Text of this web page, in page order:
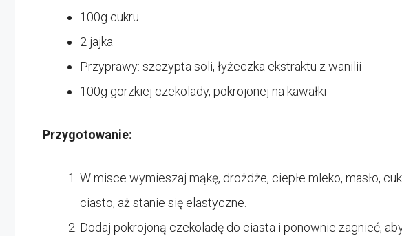
100g cukru
2 jajka
Przyprawy: szczypta soli, łyżeczka ekstraktu z wanilii
100g gorzkiej czekolady, pokrojonej na kawałki
Przygotowanie:
W misce wymieszaj mąkę, drożdże, ciepłe mleko, masło,
ciasto, aż stanie się elastyczne.
Dodaj pokrojoną czekoladę do ciasta i ponownie zagnieć,